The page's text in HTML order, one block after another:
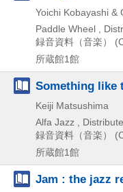
Yoichi Kobayashi &
Paddle Wheel ,
録音資料（音楽）
所蔵館1館
Something like
Keiji Matsushima
Alfa Jazz ,
録音資料（音楽）
所蔵館1館
Jam : the jazz